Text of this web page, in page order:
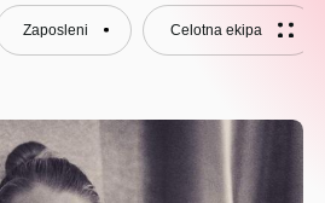
Zaposleni Celotna ekipa